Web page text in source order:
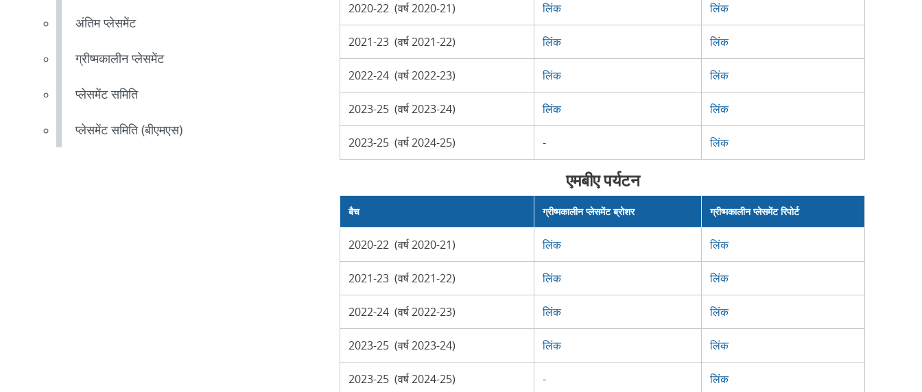
अंतिम प्लेसमेंट
ग्रीष्मकालीन प्लेसमेंट
प्लेसमेंट समिति
प्लेसमेंट समिति (बीएमएस)
2020-22 (वर्ष 2020-21) लिंक लिंक
2021-23 (वर्ष 2021-22) लिंक लिंक
2022-24 (वर्ष 2022-23) लिंक लिंक
2023-25 (वर्ष 2023-24) लिंक लिंक
2023-25 (वर्ष 2024-25) - लिंक
एमबीए पर्यटन
बैच ग्रीष्मकालीन प्लेसमेंट ब्रोशर ग्रीष्मकालीन प्लेसमेंट रिपोर्ट
2020-22 (वर्ष 2020-21) लिंक लिंक
2021-23 (वर्ष 2021-22) लिंक लिंक
2022-24 (वर्ष 2022-23) लिंक लिंक
2023-25 (वर्ष 2023-24) लिंक लिंक
2023-25 (वर्ष 2024-25) - लिंक